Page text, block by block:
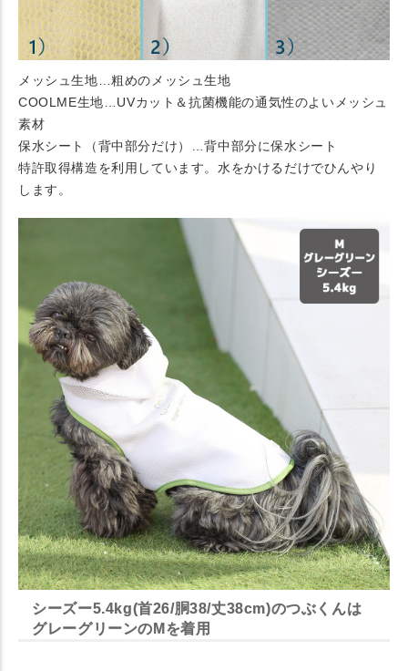
メッシュ生地…粗めのメッシュ生地
COOLME生地…UVカット＆抗菌機能の通気性のよいメッシュ
素材
保水シート（背中部分だけ）…背中部分に保水シート
特許取得構造を利用しています。水をかけるだけでひんやり
します。
シーズー5.4kg(首26/胴38/丈38cm)のつぶくんは
グレーグリーンのMを着用